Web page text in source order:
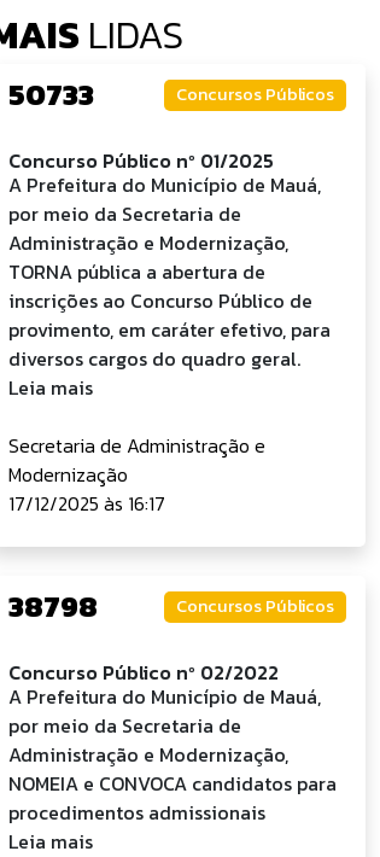
LIDAS
50733 Concursos Públicos
Concurso Público nº 01/2025
A Prefeitura do Município de Mauá,
por meio da Secretaria de
Administração e Modernização,
TORNA pública a abertura de
inscrições ao Concurso Público de
provimento, em caráter efetivo, para
diversos cargos do quadro geral.
Leia mais
Secretaria de Administração e
Modernização
17/12/2025 às 16:17
38798 Concursos Públicos
Concurso Público nº 02/2022
A Prefeitura do Município de Mauá,
por meio da Secretaria de
Administração e Modernização,
NOMEIA e CONVOCA candidatos para
procedimentos admissionais
Leia mais